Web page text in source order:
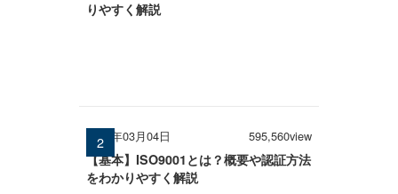
りやすく解説
2026年03月04日 595,560view
【基本】ISO9001とは？概要や認証方法
をわかりやすく解説